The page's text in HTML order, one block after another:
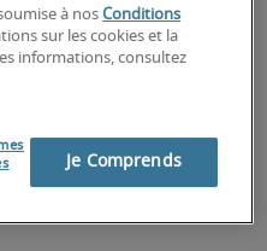
secteur et de ses
à nosConditions
sur les cookies et la
informations, consultez
Je Comprends